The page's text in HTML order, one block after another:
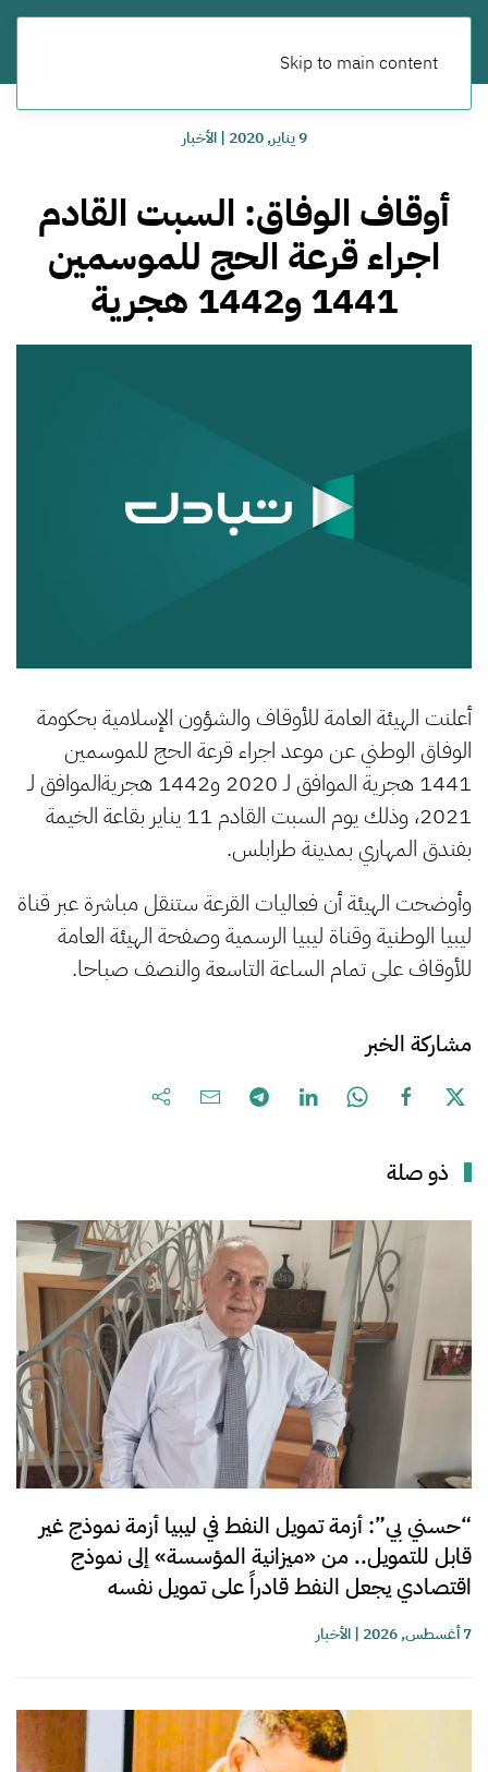
Skip to main content
9 يناير, 2020 |الأخبار
أوقاف الوفاق: السبت القادم
اجراء قرعة الحج للموسمين
1441 و1442 هجرية
أعلنت الهيئة العامة للأوقاف والشؤون الإسلامية بحكومة
الوفاق الوطني عن موعد اجراء قرعة الحج للموسمين
1441 هجرية الموافق لـ 2020 و1442 هجريةالموافق لـ
2021، وذلك يوم السبت القادم 11 يناير بقاعة الخيمة
بفندق المهاري بمدينة طرابلس.
وأوضحت الهيئة أن فعاليات القرعة ستنقل مباشرة عبر قناة
ليبيا الوطنية وقناة ليبيا الرسمية وصفحة الهيئة العامة
للأوقاف على تمام الساعة التاسعة والنصف صباحا.
مشاركة الخبر
ذو صلة
“حسني بي”: أزمة تمويل النفط في ليبيا أزمة نموذج غير
قابل للتمويل.. من «ميزانية المؤسسة» إلى نموذج
اقتصادي يجعل النفط قادراً على تمويل نفسه
7 أغسطس, 2026 |الأخبار